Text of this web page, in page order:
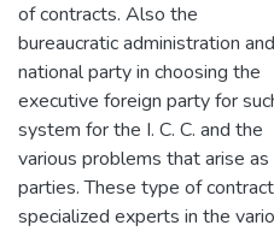
of contracts. Also the
bureaucratic administration
national party in choosing the
executive foreign party for
system for the I. C. C. and the
various problems that arise
parties. These type of
specialized experts in the